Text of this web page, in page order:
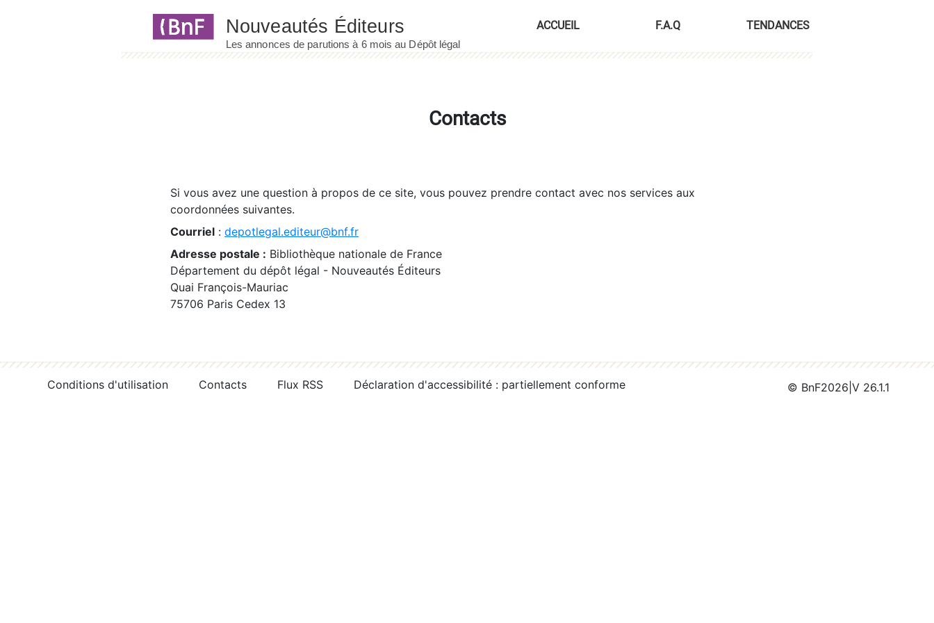
ACCUEIL F.A.Q TENDANCES
Contacts
Si vous avez une question à propos de ce site, vous pouvez prendre contact avec nos services aux
coordonnées suivantes.
Courriel : depotlegal.editeur@bnf.fr
Adresse postale : Bibliothèque nationale de France
Département du dépôt légal - Nouveautés Éditeurs
Quai François-Mauriac
75706 Paris Cedex 13
Conditions d'utilisation Contacts Flux RSS Déclaration d'accessibilité : partiellement conforme © BnF2026 V 26.1.1